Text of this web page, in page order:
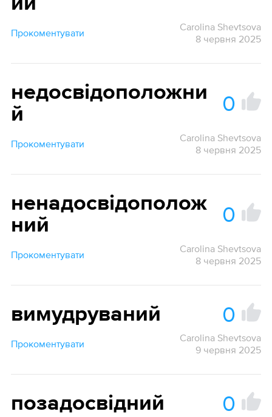
Прокоментувати
Carolina Shevtsova
8 червня 2025
недосвідоположни
й
0
Прокоментувати
Carolina Shevtsova
8 червня 2025
ненадосвідополож
ний
0
Прокоментувати
Carolina Shevtsova
8 червня 2025
вимудруваний 0
Прокоментувати
Carolina Shevtsova
9 червня 2025
позадосвідний 0